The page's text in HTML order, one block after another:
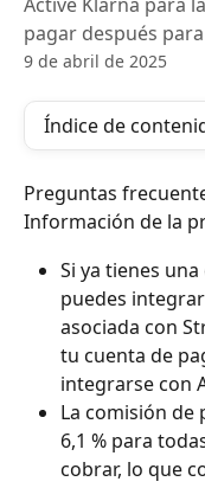
pagar después
9 de abril de 2025
Índice de
Preguntas
Información de la
Si ya tienes
puedes
asociada con
tu cuenta de
integrarse con
La comisión de
6,1 % para
cobrar, lo que